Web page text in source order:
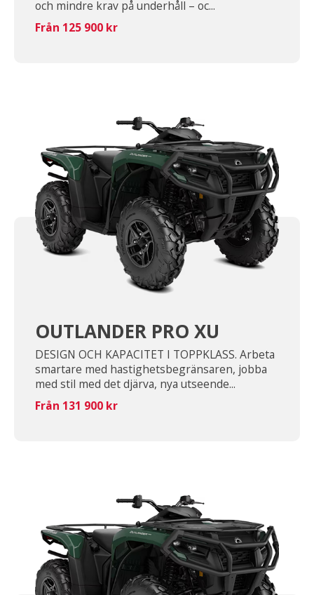
och mindre krav på underhåll – oc...
Från 125 900 kr
OUTLANDER PRO XU
DESIGN OCH KAPACITET I TOPPKLASS. Arbeta
smartare med hastighetsbegränsaren, jobba
med stil med det djärva, nya utseende...
Från 131 900 kr